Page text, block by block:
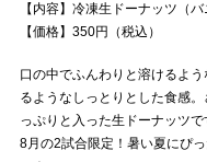
【内容】冷凍生ドーナッツ（
【価格】350円（税込）
口の中でふんわりと溶けるよ
るようなしっとりとした食感
っぷりと入った生ドーナッツで
8月の2試合限定！暑い夏にぴ